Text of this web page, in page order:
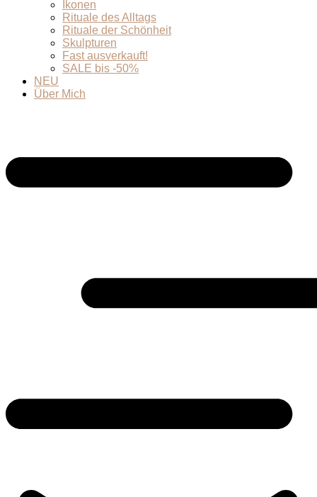
Ikonen
Rituale des Alltags
Rituale der Schönheit
Skulpturen
Fast ausverkauft!
SALE bis -50%
NEU
Über Mich